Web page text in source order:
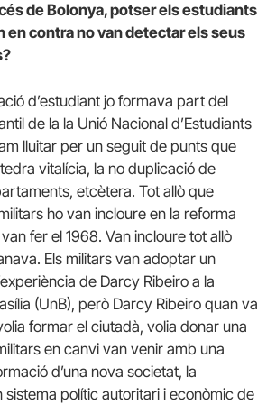
de Bolonya, potser els estudiants
en contra no van detectar els seus
d’estudiant jo formava part del
de la la Unió Nacional d’Estudiants
lluitar per un seguit de punts que
vitalícia, la no duplicació de
etcètera. Tot allò que
ho van incloure en la reforma
fer el 1968. Van incloure tot allò
Els militars van adoptar un
de Darcy Ribeiro a la
(UnB), però Darcy Ribeiro quan va
formar el ciutadà, volia donar una
en canvi van venir amb una
d’una nova societat, la
sistema polític autoritari i econòmic de